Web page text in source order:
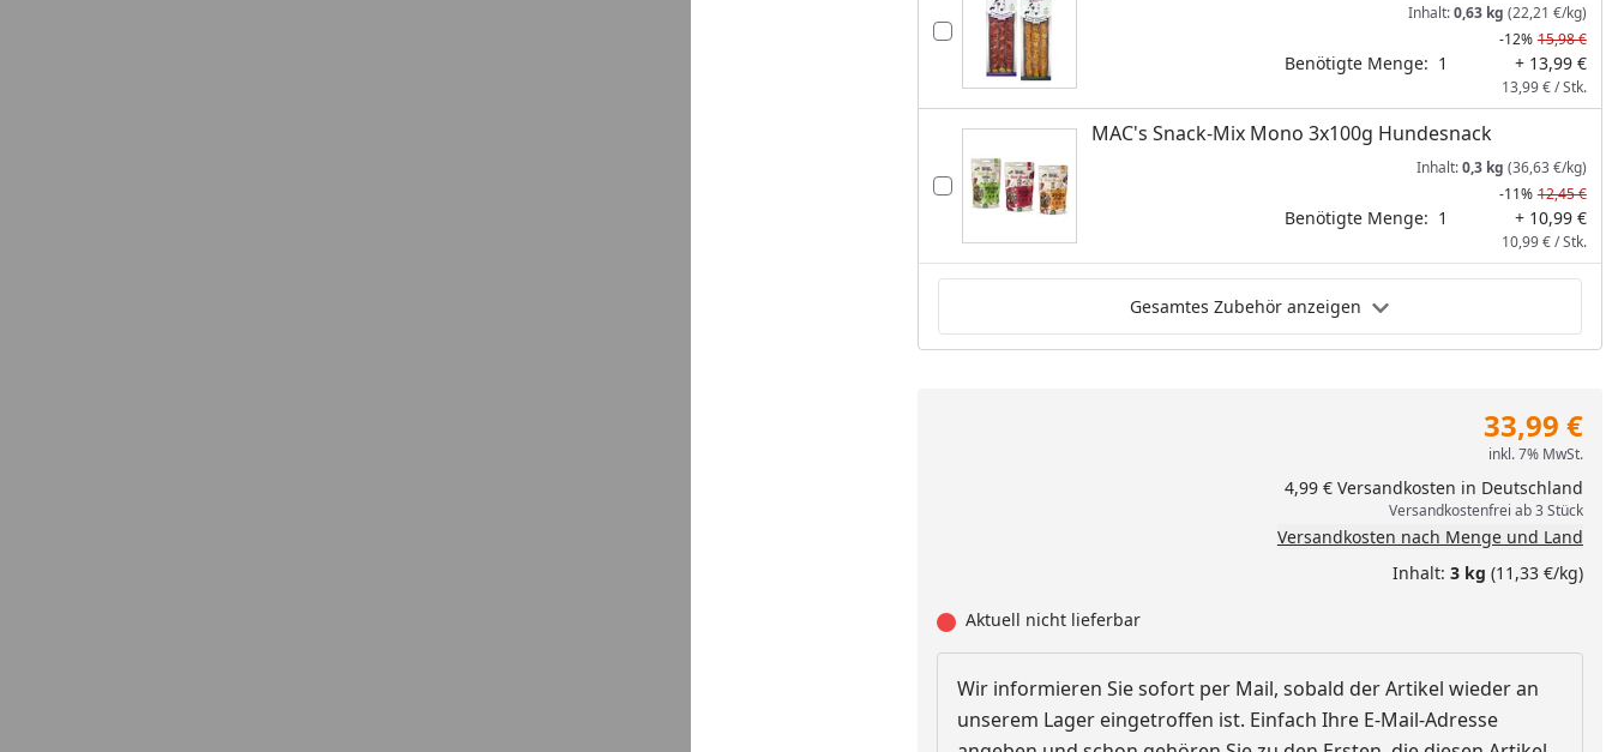
Inhalt:0,63 kg (22,21 €/kg)
-12% 15,98 €
Benötigte Menge: 1 + 13,99 €
13,99 € / Stk.
MAC's Snack-Mix Mono 3x100g Hundesnack
Inhalt:0,3 kg (36,63 €/kg)
-11% 12,45 €
Benötigte Menge: 1 + 10,99 €
10,99 € / Stk.
Gesamtes Zubehör anzeigen
33,99 €
inkl. 7% MwSt.
4,99 € Versandkosten in Deutschland
Versandkostenfrei ab 3 Stück
Versandkosten nach Menge und Land
Inhalt: 3 kg (11,33 €/kg)
Aktuell nicht lieferbar
Wir informieren Sie sofort per Mail, sobald der Artikel wieder an
unserem Lager eingetroffen ist. Einfach Ihre E-Mail-Adresse